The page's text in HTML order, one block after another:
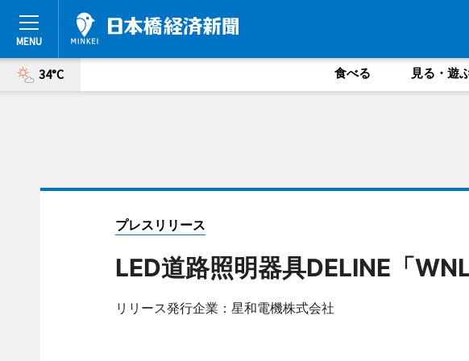
34°C 食べる 見る・遊
プレスリリース
LED道路照明器具DELINE「
リリース発行企業：星和電機株式会社